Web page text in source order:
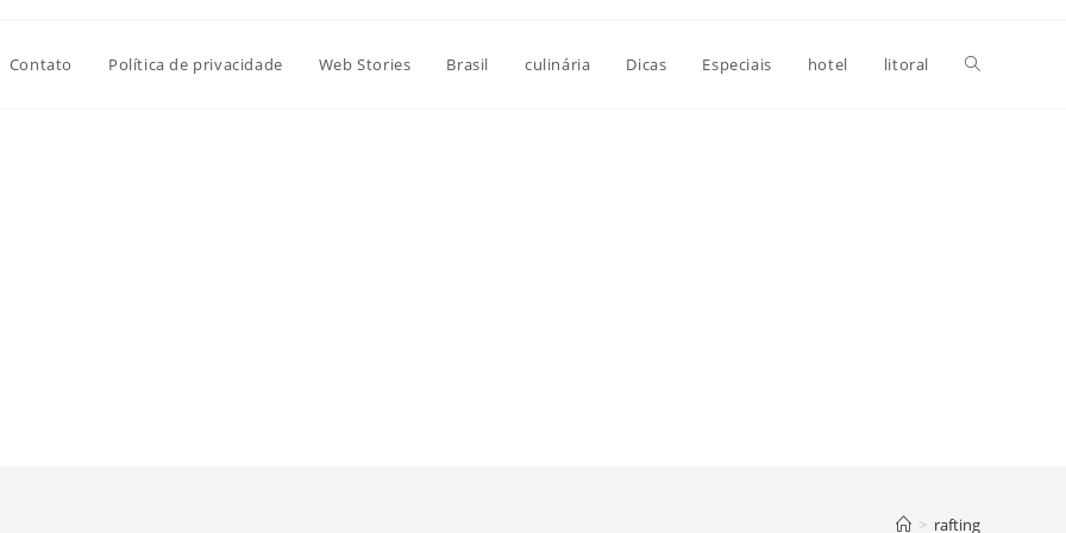
Contato Política de privacidade Web Stories Brasil culinária Dicas Especiais hotel litoral Alternar
> rafting